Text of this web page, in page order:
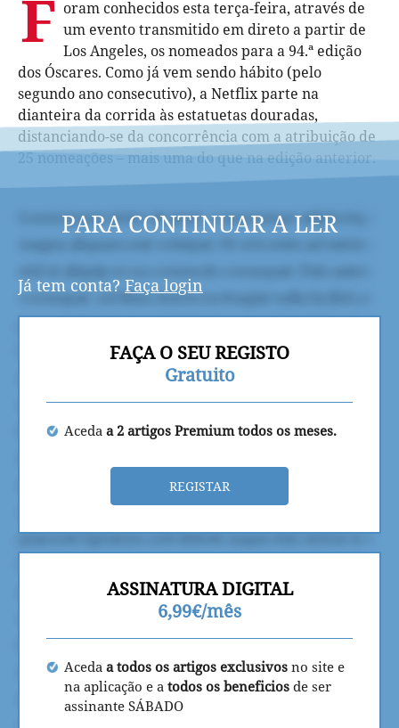
F oram conhecidos esta terça-feira, através de
um evento transmitido em direto a partir de
Los Angeles, os nomeados para a 94.ª edição
dos Óscares. Como já vem sendo hábito (pelo
segundo ano consecutivo), a Netflix parte na
dianteira da corrida às estatuetas douradas,
distanciando-se da concorrência com a atribuição de
25 nomeações – mais uma do que na edição anterior.
PARA CONTINUAR A LER
Já tem conta? Faça login
FAÇA O SEU REGISTO
Gratuito
Aceda a 2 artigos Premium todos os meses.
REGISTAR
ASSINATURA DIGITAL
6,99€/mês
Aceda a todos os artigos exclusivos no site e
na aplicação e a todos os beneficios de ser
assinante SÁBADO